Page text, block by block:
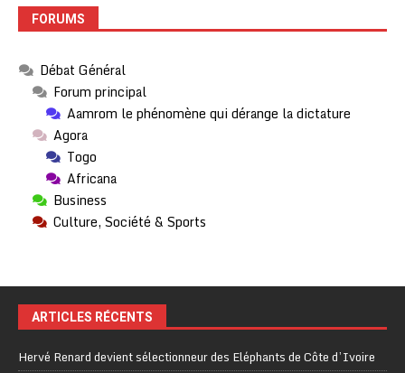
FORUMS
Débat Général
Forum principal
Aamrom le phénomène qui dérange la dictature
Agora
Togo
Africana
Business
Culture, Société & Sports
ARTICLES RÉCENTS
Hervé Renard devient sélectionneur des Eléphants de Côte d’Ivoire